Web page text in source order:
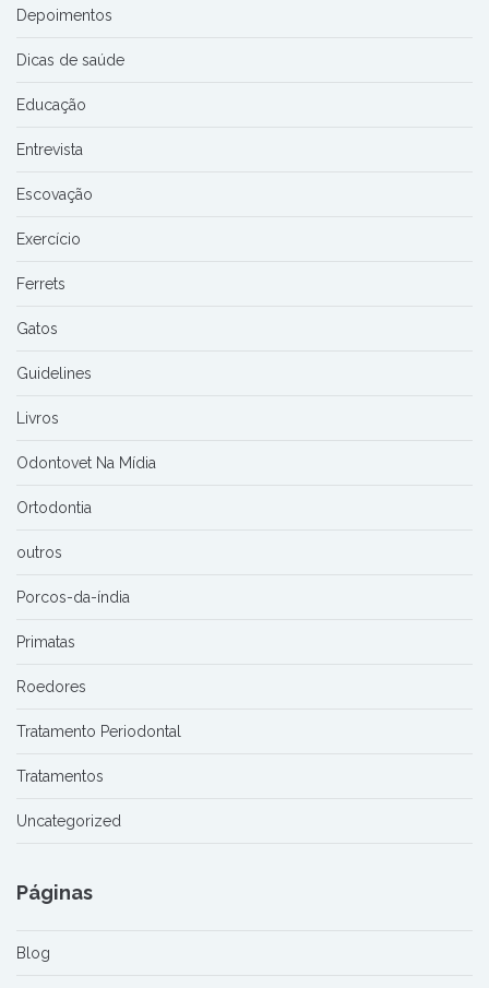
Depoimentos
Dicas de saúde
Educação
Entrevista
Escovação
Exercício
Ferrets
Gatos
Guidelines
Livros
Odontovet Na Mídia
Ortodontia
outros
Porcos-da-índia
Primatas
Roedores
Tratamento Periodontal
Tratamentos
Uncategorized
Páginas
Blog